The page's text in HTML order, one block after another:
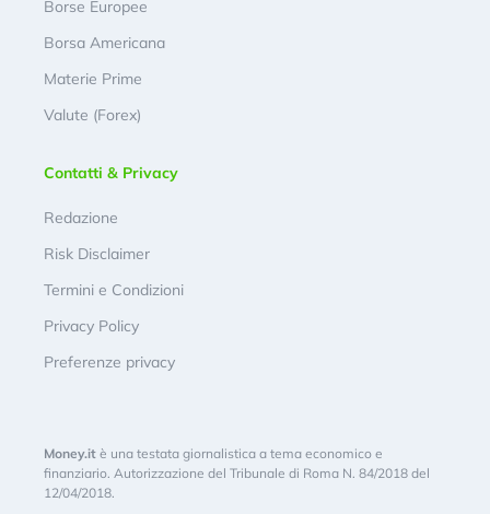
Borse Europee
Borsa Americana
Materie Prime
Valute (Forex)
Contatti & Privacy
Redazione
Risk Disclaimer
Termini e Condizioni
Privacy Policy
Preferenze privacy
Money.it è una testata giornalistica a tema economico e
finanziario. Autorizzazione del Tribunale di Roma N. 84/2018 del
12/04/2018.